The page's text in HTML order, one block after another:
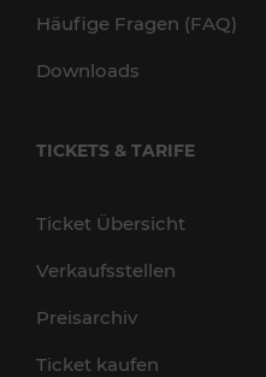
Häufige Fragen (FAQ)
Downloads
TICKETS & TARIFE
Ticket Übersicht
Verkaufsstellen
Preisarchiv
Ticket kaufen